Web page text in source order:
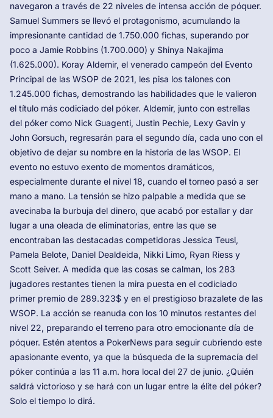
navegaron a través de 22 niveles de intensa acción de póquer.
Samuel Summers se llevó el protagonismo, acumulando la
impresionante cantidad de 1.750.000 fichas, superando por
poco a Jamie Robbins (1.700.000) y Shinya Nakajima
(1.625.000). Koray Aldemir, el venerado campeón del Evento
Principal de las WSOP de 2021, les pisa los talones con
1.245.000 fichas, demostrando las habilidades que le valieron
el título más codiciado del póker. Aldemir, junto con estrellas
del póker como Nick Guagenti, Justin Pechie, Lexy Gavin y
John Gorsuch, regresarán para el segundo día, cada uno con el
objetivo de dejar su nombre en la historia de las WSOP. El
evento no estuvo exento de momentos dramáticos,
especialmente durante el nivel 18, cuando el torneo pasó a ser
mano a mano. La tensión se hizo palpable a medida que se
avecinaba la burbuja del dinero, que acabó por estallar y dar
lugar a una oleada de eliminatorias, entre las que se
encontraban las destacadas competidoras Jessica Teusl,
Pamela Belote, Daniel Dealdeida, Nikki Limo, Ryan Riess y
Scott Seiver. A medida que las cosas se calman, los 283
jugadores restantes tienen la mira puesta en el codiciado
primer premio de 289.323$ y en el prestigioso brazalete de las
WSOP. La acción se reanuda con los 10 minutos restantes del
nivel 22, preparando el terreno para otro emocionante día de
póquer. Estén atentos a PokerNews para seguir cubriendo este
apasionante evento, ya que la búsqueda de la supremacía del
póker continúa a las 11 a.m. hora local del 27 de junio. ¿Quién
saldrá victorioso y se hará con un lugar entre la élite del póker?
Solo el tiempo lo dirá.